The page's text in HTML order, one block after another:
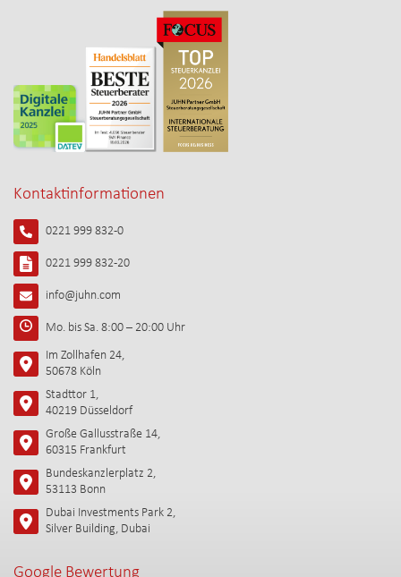
Kontaktinformationen
0221 999 832-0
0221 999 832-20
info@juhn.com
Mo. bis Sa. 8:00 – 20:00 Uhr
Im Zollhafen 24,
50678 Köln
Stadttor 1,
40219 Düsseldorf
Große Gallusstraße 14,
60315 Frankfurt
Bundeskanzlerplatz 2,
53113 Bonn
Dubai Investments Park 2,
Silver Building, Dubai
Google Bewertung